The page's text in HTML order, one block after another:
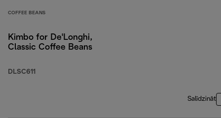
COFFEE BEANS
Kimbo for De'Longhi,
Classic Coffee Beans
DLSC611
Salīdzināt